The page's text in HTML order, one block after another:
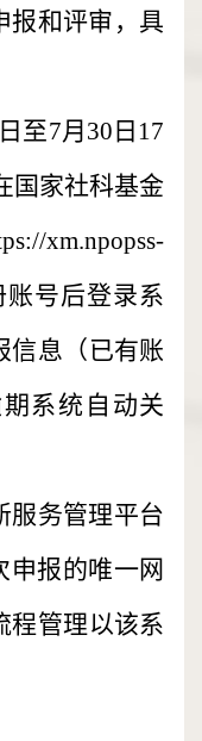
报和评审，具
至7月30日17
国家社科基金
xm.npopss-
账号后登录系
信息（已有账
系统自动关
服务管理平台
申报的唯一网
程管理以该系